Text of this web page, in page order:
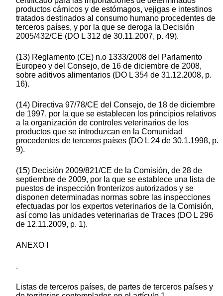
productos cárnicos y de estómagos, vejigas e intestinos
tratados destinados al consumo humano procedentes de
terceros países, y por la que se deroga la Decisión
2005/432/CE (DO L 312 de 30.11.2007, p. 49).
(13) Reglamento (CE) n.o 1333/2008 del Parlamento
Europeo y del Consejo, de 16 de diciembre de 2008,
sobre aditivos alimentarios (DO L 354 de 31.12.2008, p.
16).
(14) Directiva 97/78/CE del Consejo, de 18 de diciembre
de 1997, por la que se establecen los principios relativos
a la organización de controles veterinarios de los
productos que se introduzcan en la Comunidad
procedentes de terceros países (DO L 24 de 30.1.1998, p.
9).
(15) Decisión 2009/821/CE de la Comisión, de 28 de
septiembre de 2009, por la que se establece una lista de
puestos de inspección fronterizos autorizados y se
disponen determinadas normas sobre las inspecciones
efectuadas por los expertos veterinarios de la Comisión,
así como las unidades veterinarias de Traces (DO L 296
de 12.11.2009, p. 1).
ANEXO I
.
Listas de terceros países, de partes de terceros países y